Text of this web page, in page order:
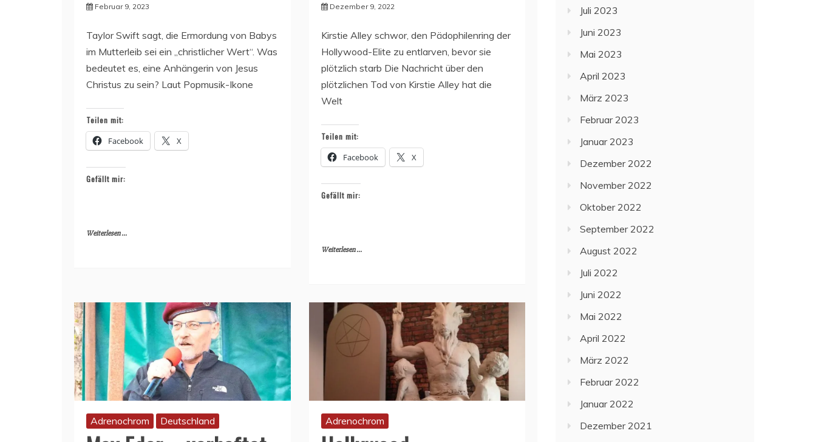
Februar 9, 2023
Taylor Swift sagt, die Ermordung von Babys
im Mutterleib sei ein „christlicher Wert“. Was
bedeutet es, eine Anhängerin von Jesus
Christus zu sein? Laut Popmusik-Ikone
Teilen mit:
Facebook X
Gefällt mir:
Weiterlesen ...
Dezember 9, 2022
Kirstie Alley schwor, den Pädophilenring der
Hollywood-Elite zu entlarven, bevor sie
plötzlich starb Die Nachricht über den
plötzlichen Tod von Kirstie Alley hat die
Welt
Teilen mit:
Facebook X
Gefällt mir:
Weiterlesen ...
Adrenochrom Deutschland Adrenochrom
Juli 2023
Juni 2023
Mai 2023
April 2023
März 2023
Februar 2023
Januar 2023
Dezember 2022
November 2022
Oktober 2022
September 2022
August 2022
Juli 2022
Juni 2022
Mai 2022
April 2022
März 2022
Februar 2022
Januar 2022
Dezember 2021